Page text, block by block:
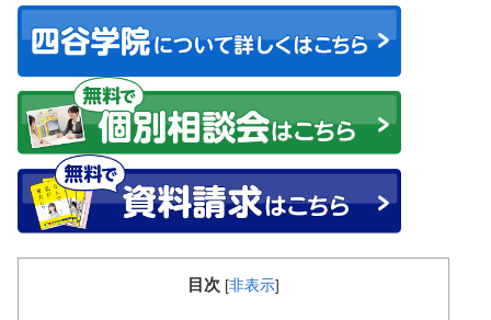
目次 [非表示]